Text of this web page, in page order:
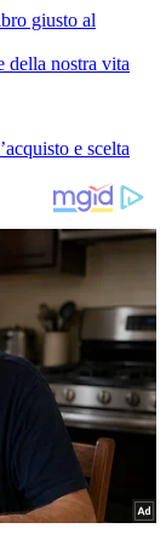
giusto al
della nostra vita
e scelta